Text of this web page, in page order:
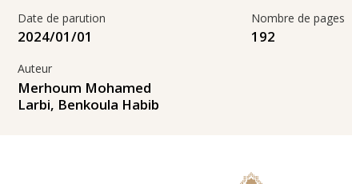
Date de parution
01‏/01‏/2024
Auteur
Merhoum Mohamed
Larbi, Benkoula Habib
Nombre de pages
192